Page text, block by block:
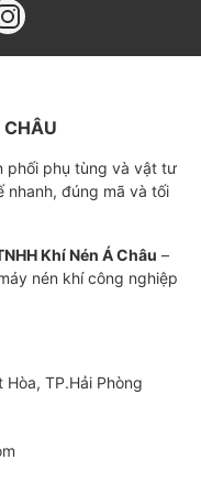
Quốc
nhập khẩu
ppm
ASB series
CHÂU
phối phụ tùng và vật tư
nhanh, đúng mã và tối
Khí Nén Á Châu –
nén khí công nghiệp
Hòa, TP.Hải Phòng